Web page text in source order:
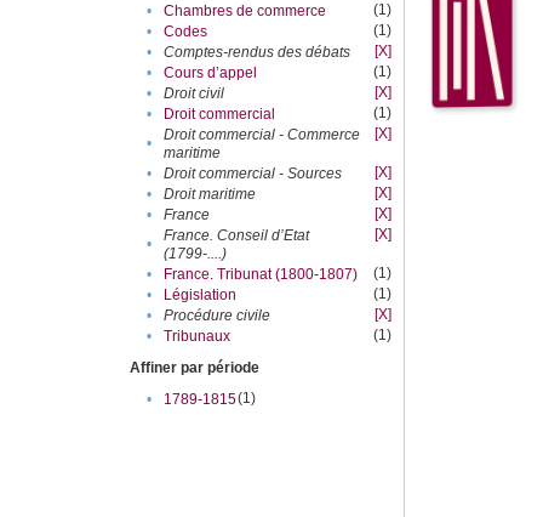
•
Chambres de commerce
(1)
•
Codes
(1)
•
Comptes-rendus des débats
[X]
•
Cours d’appel
(1)
•
Droit civil
[X]
•
Droit commercial
(1)
•
Droit commercial - Commerce
maritime
[X]
• Droit commercial - Sources
[X]
•
Droit maritime
[X]
•
France
[X]
•
France. Conseil d’Etat
(1799-....)
[X]
• France. Tribunat (1800-1807)
(1)
•
Législation
(1)
•
Procédure civile
[X]
•
Tribunaux
(1)
Affiner par période
•
1789-1815(1)